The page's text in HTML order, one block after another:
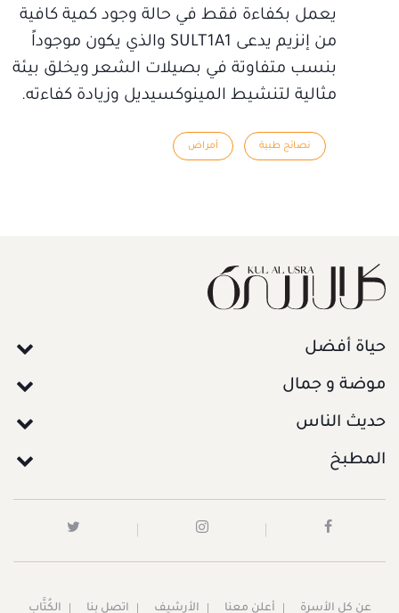
يعمل بكفاءة فقط في حالة وجود كمية كافية
من إنزيم يدعى SULT1A1 والذي يكون موجوداً
بنسب متفاوتة في بصيلات الشعر ويخلق بيئة
مثالية لتنشيط المينوكسيديل وزيادة كفاءته.
نصائح طبية أمراض
حياة أفضل
موضة و جمال
حديث الناس
المطبخ
عن كل الأسرة أعلن معنا الأرشيف اتصل بنا الكُتَّاب